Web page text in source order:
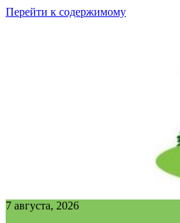
Перейти к содержимому
7 августа, 2026